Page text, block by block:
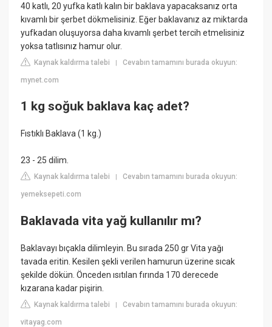
40 katlı, 20 yufka katlı kalın bir baklava yapacaksanız orta
kıvamlı bir şerbet dökmelisiniz. Eğer baklavanız az miktarda
yufkadan oluşuyorsa daha kıvamlı şerbet tercih etmelisiniz
yoksa tatlısınız hamur olur.
Kaynak kaldırma talebi |Cevabın tamamını burada okuyun:
mynet.com
1 kg soğuk baklava kaç adet?
Fıstıklı Baklava (1 kg.)
23 - 25 dilim.
Kaynak kaldırma talebi |Cevabın tamamını burada okuyun:
yemeksepeti.com
Baklavada vita yağ kullanılır mı?
Baklavayı bıçakla dilimleyin. Bu sırada 250 gr Vita yağı
tavada eritin. Kesilen şekli verilen hamurun üzerine sıcak
şekilde dökün. Önceden ısıtılan fırında 170 derecede
kızarana kadar pişirin.
Kaynak kaldırma talebi |Cevabın tamamını burada okuyun:
vitayag.com